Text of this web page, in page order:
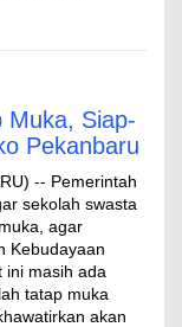
Muka, Siap-
Pekanbaru
-- Pemerintah
sekolah swasta
agar
Kebudayaan
ini masih ada
tatap muka
akan